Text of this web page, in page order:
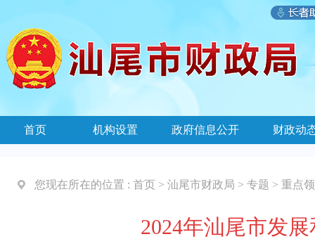
首页 机构设置 政府信息公开 财政动
您现在所在的位置 : 首页 > 汕尾市财政局 > 专题 > 重点
2024年汕尾市发